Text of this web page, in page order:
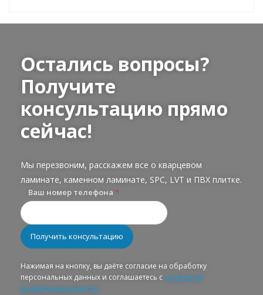
Остались вопросы?
Получите
консультацию прямо
сейчас!
Мы перезвоним, расскажем все о кварцевом
ламинате, каменном ламинате, SPC, LVT и ПВХ плитке.
Ваш номер телефона *
Нажимая на кнопку, вы даёте согласие на обработку
персональных данных и соглашаетесь с политикой
конфиденциальности